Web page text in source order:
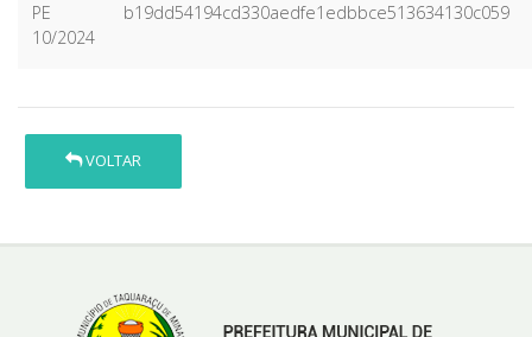
PE
10/2024
b19dd54194cd330aedfe1edbbce513634130c059
VOLTAR